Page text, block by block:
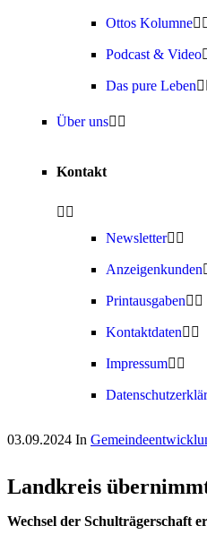
Ottos Kolumne
Podcast & Video
Das pure Leben
Über uns
Kontakt
Newsletter
Anzeigenkunden
Printausgaben
Kontaktdaten
Impressum
03.09.2024 In
Landkreis
Wechsel der Schulträgerschaft